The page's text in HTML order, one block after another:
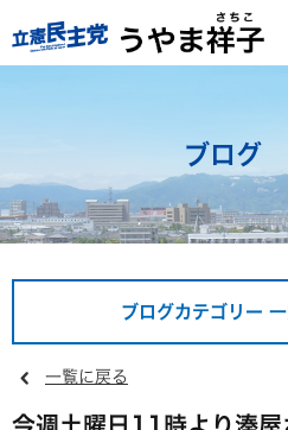
ブログ
ブログカテゴリー
一覧に戻る
今週土曜日11時より湊